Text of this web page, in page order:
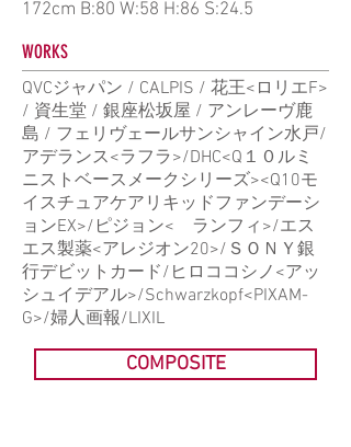
172cm B:80 W:58 H:86 S:24.5
WORKS
QVCジャパン / CALPIS / 花王<ロリエF>
/ 資生堂 / 銀座松坂屋 / アンレーヴ鹿
島 / フェリヴェールサンシャイン水戸/
アデランス<ラフラ>/DHC<Q１０ルミ
ニストベースメークシリーズ><Q10モ
イスチュアケアリキッドファンデーシ
ョンEX>/ピジョン< ランフィ>/エス
エス製薬<アレジオン20>/ＳＯＮＹ銀
行デビットカード/ヒロココシノ<アッ
シュイデアル>/Schwarzkopf<PIXAM-
G>/婦人画報/LIXIL
COMPOSITE